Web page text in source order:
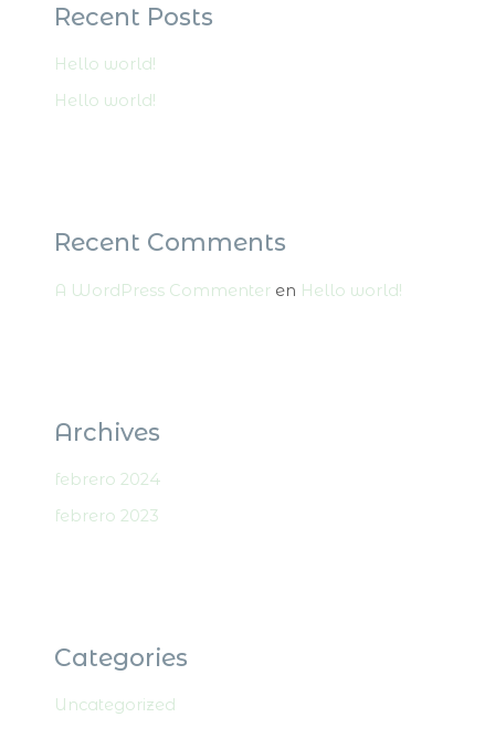
Recent Posts
Hello world!
Hello world!
Recent Comments
A WordPress Commenter en Hello world!
Archives
febrero 2024
febrero 2023
Categories
Uncategorized